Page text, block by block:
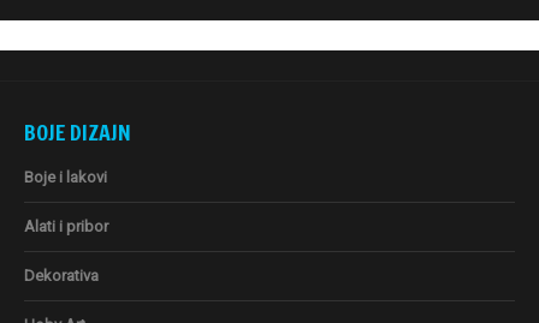
BOJE DIZAJN
Boje i lakovi
Alati i pribor
Dekorativa